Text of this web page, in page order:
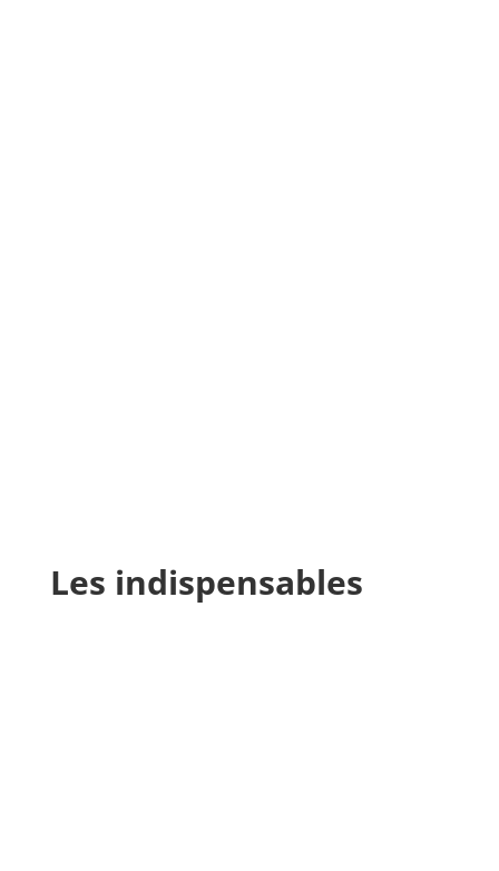
Les indispensables